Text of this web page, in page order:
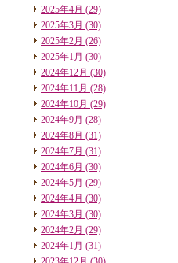
2025年4月 (29)
2025年3月 (30)
2025年2月 (26)
2025年1月 (30)
2024年12月 (30)
2024年11月 (28)
2024年10月 (29)
2024年9月 (28)
2024年8月 (31)
2024年7月 (31)
2024年6月 (30)
2024年5月 (29)
2024年4月 (30)
2024年3月 (30)
2024年2月 (29)
2024年1月 (31)